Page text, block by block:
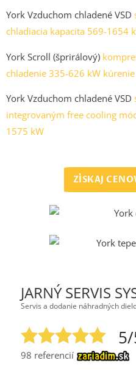
York Vzduchom chladené VSD
chladiacia kapacita 569-1654
York Scroll (šprirálový)
chladenie 335-626 kW
York Vzduchom chladené VSD
integrovaným free cooling
1575 kW
ZÍSKAJ